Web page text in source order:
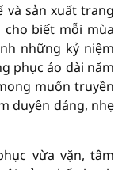
và sản xuất trang
cho biết mỗi mùa
những kỷ niệm
phục áo dài năm
muốn truyền
duyên dáng, nhẹ
vừa vặn, tâm